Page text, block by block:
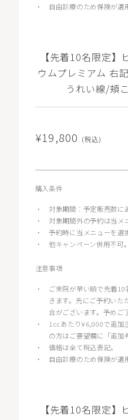
・
自由診療のため保険が適
【先着10名限定】
ウムプレミアム 右
うれい線/頬
¥19,800 (税込)
購入条件
・ 対象期間：予定販売数に
・ 対象期間外の予約は当メ
・予約時に当メニューを選
・他キャンペーン併用不可。
注意事項
・
ご来院が早い順で先着
きます。先にご予約いた
合がございます。予めご
・
1ccあたり¥6,000で追加
の方はご要望欄に「追加
・価格は全て税込表記。
・
自由診療のため保険が適
【先着10名限定】